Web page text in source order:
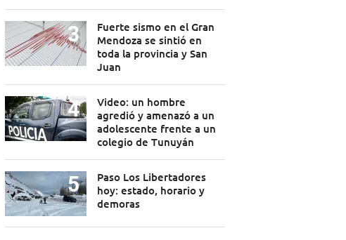
Fuerte sismo en el Gran
Mendoza se sintió en
toda la provincia y San
Juan
Video: un hombre
agredió y amenazó a un
adolescente frente a un
colegio de Tunuyán
Paso Los Libertadores
hoy: estado, horario y
demoras